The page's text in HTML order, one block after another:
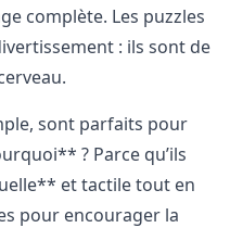
complète. Les puzzles
: ils sont de
sont parfaits pour
? Parce qu’ils
et tactile tout en
pour encourager la